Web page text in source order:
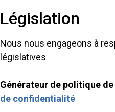
Législation
Nous nous engageons à
législatives
Générateur de politique
de confidentialité